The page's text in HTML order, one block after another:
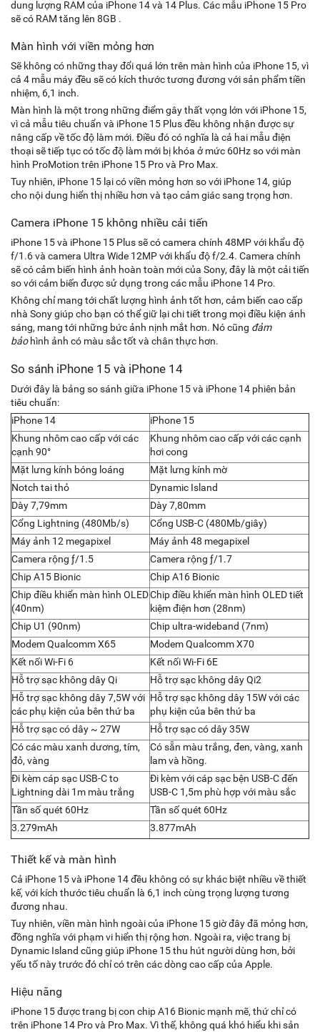
dung lượng RAM của iPhone 14 và 14 Plus. Các mẫu iPhone 15 Pro
sẽ có RAM tăng lên 8GB .
Màn hình với viền mỏng hơn
Sẽ không có những thay đổi quá lớn trên màn hình của iPhone 15, vì
cả 4 mẫu máy đều sẽ có kích thước tương đương với sản phẩm tiền
nhiệm, 6,1 inch.
Màn hình là một trong những điểm gây thất vọng lớn với iPhone 15,
vì cả mẫu tiêu chuẩn và iPhone 15 Plus đều không nhận được sự
nâng cấp về tốc độ làm mới. Điều đó có nghĩa là cả hai mẫu điện
thoại sẽ tiếp tục có tốc độ làm mới bị khóa ở mức 60Hz so với màn
hình ProMotion trên iPhone 15 Pro và Pro Max.
Tuy nhiên, iPhone 15 lại có viền mỏng hơn so với iPhone 14, giúp
cho nội dung hiển thị nhiều hơn và tạo cảm giác sang trọng hơn.
Camera iPhone 15 không nhiều cải tiến
iPhone 15 và iPhone 15 Plus sẽ có camera chính 48MP với khẩu độ
f/1.6 và camera Ultra Wide 12MP với khẩu độ f/2.4. Camera chính
sẽ có cảm biến hình ảnh hoàn toàn mới của Sony, đây là một cải tiến
so với cảm biến được sử dụng trong các mẫu iPhone 14 Pro.
Không chỉ mang tới chất lượng hình ảnh tốt hơn, cảm biến cao cấp
nhà Sony giúp cho bạn có thể giữ lại chi tiết trong mọi điều kiện ánh
sáng, mang tới những bức ảnh nịnh mắt hơn. Nó cũng đảm
bảo hình ảnh có màu sắc tốt và chân thực hơn.
So sánh iPhone 15 và iPhone 14
Dưới đây là bảng so sánh giữa iPhone 15 và iPhone 14 phiên bản
tiêu chuẩn:
iPhone 14
iPhone 15
Khung nhôm cao cấp với các
cạnh 90°
Khung nhôm cao cấp với các cạnh
hơi cong
Mặt lưng kính bóng loáng
Mặt lưng kính mờ
Notch tai thỏ
Dynamic Island
Dày 7,79mm
Dày 7,80mm
Cổng Lightning (480Mb/s)
Cổng USB-C (480Mb/giây)
Máy ảnh 12 megapixel
Máy ảnh 48 megapixel
Camera rộng ƒ/1.5
Camera rộng ƒ/1.7
Chip A15 Bionic
Chip A16 Bionic
Chip điều khiển màn hình OLED
(40nm)
Chip điều khiển màn hình OLED tiết
kiệm điện hơn (28nm)
Chip U1 (90nm)
Chip ultra-wideband (7nm)
Modem Qualcomm X65
Modem Qualcomm X70
Kết nối Wi-Fi 6
Kết nối Wi-Fi 6E
Hỗ trợ sạc không dây Qi
Hỗ trợ sạc không dây Qi2
Hỗ trợ sạc không dây 7,5W với
các phụ kiện của bên thứ ba
Hỗ trợ sạc không dây 15W với các
phụ kiện của bên thứ ba
Hỗ trợ sạc có dây ~ 27W
Hỗ trợ sạc có dây 35W
Có các màu xanh dương, tím,
đỏ, vàng
Có sẵn màu trắng, đen, vàng, xanh
lam và hồng.
Đi kèm cáp sạc USB-C to
Lightning dài 1m màu trắng
Đi kèm với cáp sạc bện USB-C đến
USB-C 1,5m phù hợp với màu sắc
Tần số quét 60Hz
Tần số quét 60Hz
3.279mAh
3.877mAh
Thiết kế và màn hình
Cả iPhone 15 và iPhone 14 đều không có sự khác biệt nhiều về thiết
kế, với kích thước tiêu chuẩn là 6,1 inch cùng trọng lượng tương
đương nhau.
Tuy nhiên, viền màn hình ngoài của iPhone 15 giờ đây đã mỏng hơn,
đồng nghĩa với phạm vi hiển thị rộng hơn. Ngoài ra, việc trang bị
Dynamic Island cũng giúp iPhone 15 thu hút người dùng hơn, bởi
yếu tố này trước đó chỉ có trên các dòng cao cấp của Apple.
Hiệu năng
iPhone 15 được trang bị con chip A16 Bionic mạnh mẽ, thứ chỉ có
trên iPhone 14 Pro và Pro Max. Vì thế, không quá khó hiểu khi sản